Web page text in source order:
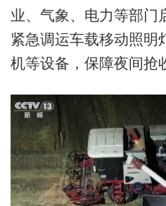
业、气象、电力等部门
紧急调运车载移动照明
机等设备，保障夜间抢